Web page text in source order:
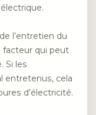
l’entretien du
facteur qui peut
Si les
entretenus, cela
d’électricité.